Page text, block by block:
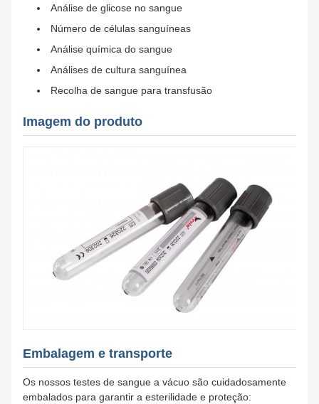
Análise de glicose no sangue
Número de células sanguíneas
Análise química do sangue
Análises de cultura sanguínea
Recolha de sangue para transfusão
Imagem do produto
Embalagem e transporte
Os nossos testes de sangue a vácuo são cuidadosamente
embalados para garantir a esterilidade e proteção: